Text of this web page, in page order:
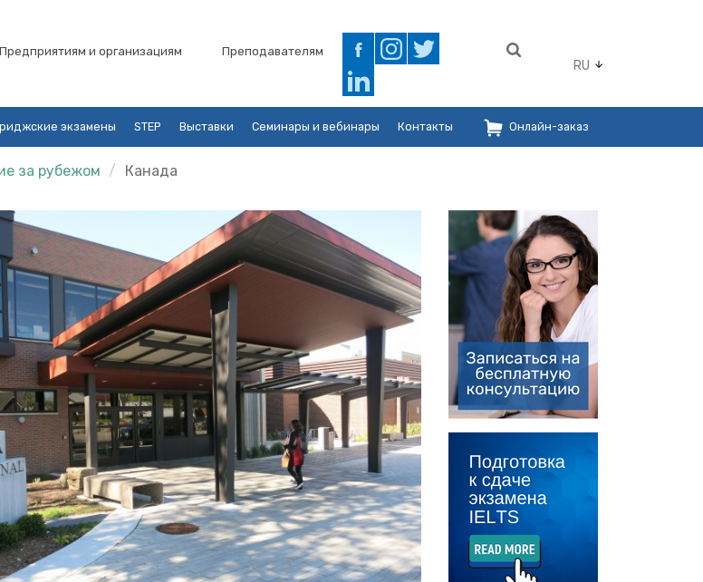
Предприятиям и организациям
Преподавателям
RU
экзамены STEP Выставки Семинары и вебинары Контакты Онлайн-заказ
за рубежом Канада